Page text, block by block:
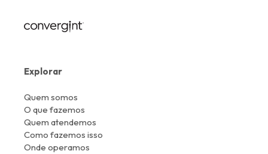
Explorar
Quem somos
O que fazemos
Quem atendemos
Como fazemos isso
Onde operamos